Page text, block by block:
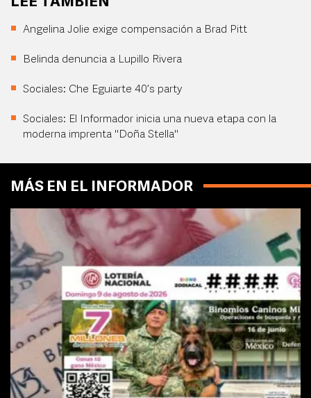
Angelina Jolie exige compensación a Brad Pitt
Belinda denuncia a Lupillo Rivera
Sociales: Che Eguiarte 40’s party
Sociales: El Informador inicia una nueva etapa con la
moderna imprenta "Doña Stella"
MÁS EN EL INFORMADOR